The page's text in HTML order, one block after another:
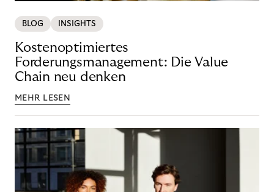
BLOG INSIGHTS
Kostenoptimiertes
Forderungsmanagement: Die Value
Chain neu denken
MEHR LESEN